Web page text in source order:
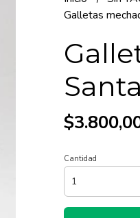
Galletas
Cantidad